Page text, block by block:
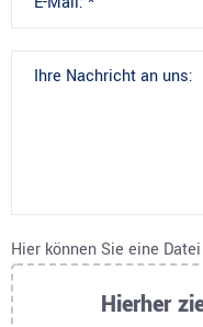
Hier können Sie eine
Hierher